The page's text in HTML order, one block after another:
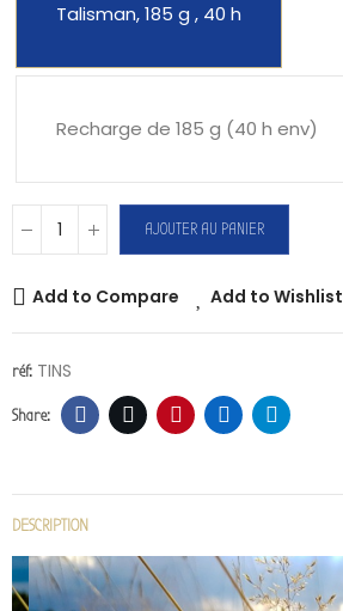
Talisman, 185 g , 40 h
Recharge de 185 g (40 h env)
AJOUTER AU PANIER
Add to Compare Add to Wishlist
réf: TINS
DESCRIPTION